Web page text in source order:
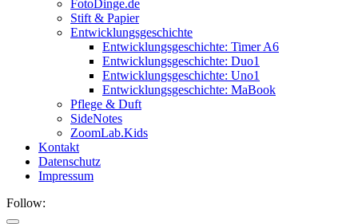
FotoDinge.de
Stift & Papier
Entwicklungsgeschichte
Entwicklungsgeschichte: Timer A6
Entwicklungsgeschichte: Duo1
Entwicklungsgeschichte: Uno1
Entwicklungsgeschichte: MaBook
Pflege & Duft
SideNotes
ZoomLab.Kids
Kontakt
Datenschutz
Impressum
Follow: